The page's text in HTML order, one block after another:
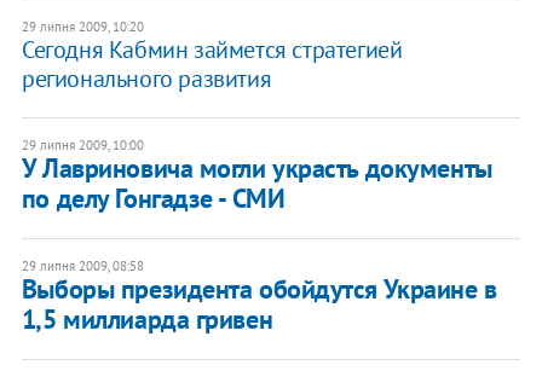
29 липня 2009, 10:20
Сегодня Кабмин займется стратегией
регионального развития
29 липня 2009, 10:00
У Лавриновича могли украсть документы
по делу Гонгадзе - СМИ
29 липня 2009, 08:58
Выборы президента обойдутся Украине в
1,5 миллиарда гривен